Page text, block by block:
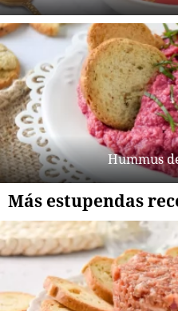
Hummus
Más estupendas